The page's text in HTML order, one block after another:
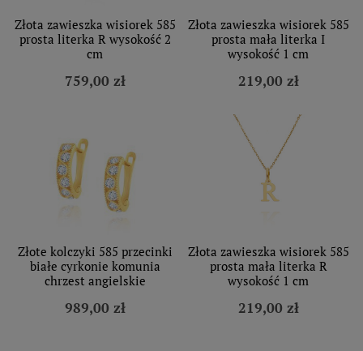
Złota zawieszka wisiorek 585
prosta literka R wysokość 2
cm
759,00 zł
Złota zawieszka wisiorek 585
prosta mała literka I
wysokość 1 cm
219,00 zł
Złote kolczyki 585 przecinki
białe cyrkonie komunia
chrzest angielskie
989,00 zł
Złota zawieszka wisiorek 585
prosta mała literka R
wysokość 1 cm
219,00 zł